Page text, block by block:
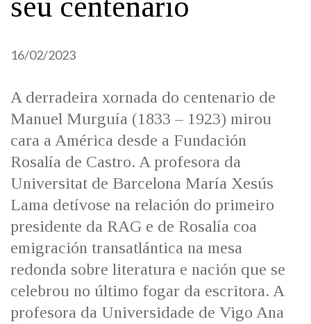
IDENTIDADE CORPORATIVA
FIGURAS HOMENAXEADAS
PORTAL DAS PALABRAS
Facebook
TwitterYoutubeInstagram
Bluesky
16/02/2023
A derradeira xornada do centenario de
Manuel Murguía (1833 – 1923) mirou
cara a América desde a Fundación
Rosalía de Castro. A profesora da
Universitat de Barcelona María Xesús
Lama detívose na relación do primeiro
presidente da RAG e de Rosalía coa
emigración transatlántica na mesa
redonda sobre literatura e nación que se
celebrou no último fogar da escritora. A
profesora da Universidade de Vigo Ana